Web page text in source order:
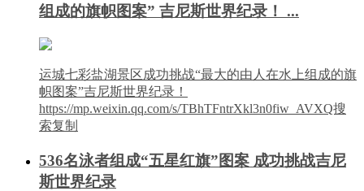
组成的旗帜图案” 吉尼斯世界纪录！ ...
运城七彩盐湖景区成功挑战“最大的由人在水上组成的旗
帜图案”吉尼斯世界纪录！
https://mp.weixin.qq.com/s/TBhTFntrXkl3n0fiw_AVXQ搜
索复制
536名泳者组成“五星红旗”图案 成功挑战吉尼
斯世界纪录